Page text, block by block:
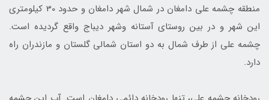
منطقه چشمه علی دامغان در شمال شهر دامغان و حدود 30 کیلومتری
این شهر و در بین روستای آستانه وشهر دیباج واقع گردیده است.
چشمه علی از طرف شمال به دو استان شمالی گلستان و مازندران راه
دارد.